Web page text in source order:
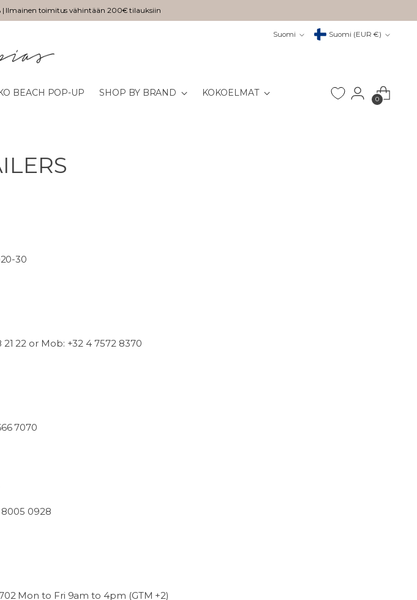
| Ilmainen toimitus vähintään 200€ tilauksiin
Suomi Valuutta Suomi (EUR €)
BEACH POP-UP SHOP BY BRAND KOKOELMAT
0
30
22 or Mob: +32 4 7572 8370
7070
8005 0928
Mon to Fri 9am to 4pm (GTM +2)